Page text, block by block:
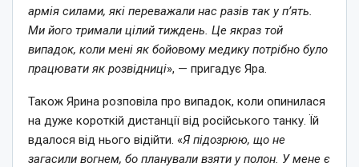
армія силами, які переважали нас разів так у п’ять.
Ми його тримали цілий тиждень. Це якраз той
випадок, коли мені як бойовому медику потрібно було
працювати як розвідниці», — пригадує Яра.
Також Ярина розповіла про випадок, коли опинилася
на дуже короткій дистанції від російського танку. Їй
вдалося від нього відійти. «Я підозрюю, що не
загасили вогнем, бо планували взяти у полон. У мене є